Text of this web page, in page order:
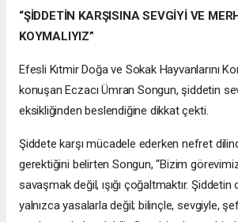
“ŞİDDETİN KARŞISINA SEVGİYİ VE
KOYMALIYIZ”
Efesli Kıtmir Doğa ve Sokak Hayvanlarını
konuşan Eczacı Ümran Songun, şiddetin
eksikliğinden beslendiğine dikkat çekti.
Şiddete karşı mücadele ederken nefret
gerektiğini belirten Songun, “Bizim
savaşmak değil, ışığı çoğaltmaktır. Şiddetin
yalnızca yasalarla değil; bilinçle, sevgiyle,